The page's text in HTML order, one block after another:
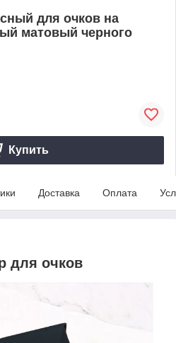
для очков на
матовый черного
Купить
Доставка Оплата
для очков